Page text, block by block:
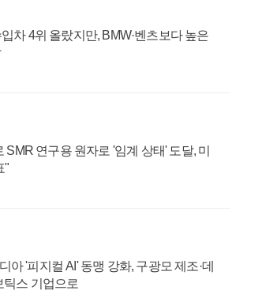
차 4위 올랐지만, BMW·벤츠보다 높은
연구용 원자로 '임계 상태' 도달, 미
"
아 '피지컬 AI' 동맹 강화, 구광모 제조·데
틱스 기업으로